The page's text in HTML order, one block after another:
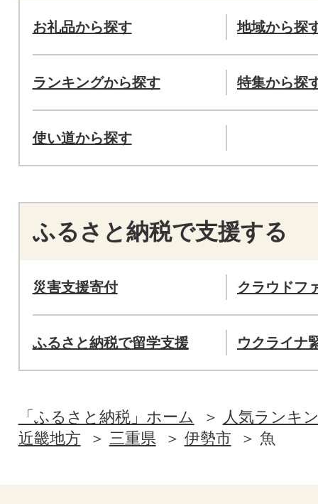
お礼品から探す 地域から探
ランキングから探す 特集から探
使い道から探す
ふるさと納税で支援する
災害支援寄付 クラウドフ
ふるさと納税で留学支援 ウクライナ
「ふるさと納税」ホーム
人気ランキ
近畿地方
三重県 伊勢市 魚